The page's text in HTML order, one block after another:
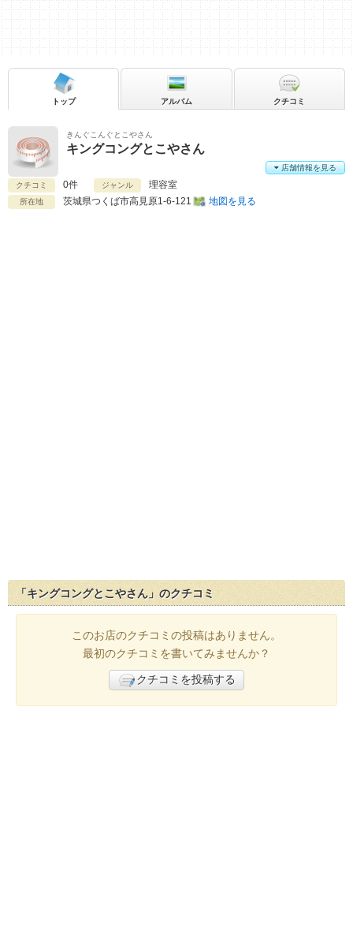
きんぐこんぐとこやさん
キングコングとこやさん
クチコミ 0件 ジャンル 理容室
所在地 茨城県つくば市高見原1-6-121 地図を見る
店舗情報を見る
トップ アルバム クチコミ
「キングコングとこやさん」のクチコミ
このお店のクチコミの投稿はありません。
最初のクチコミを書いてみませんか？
クチコミを投稿する